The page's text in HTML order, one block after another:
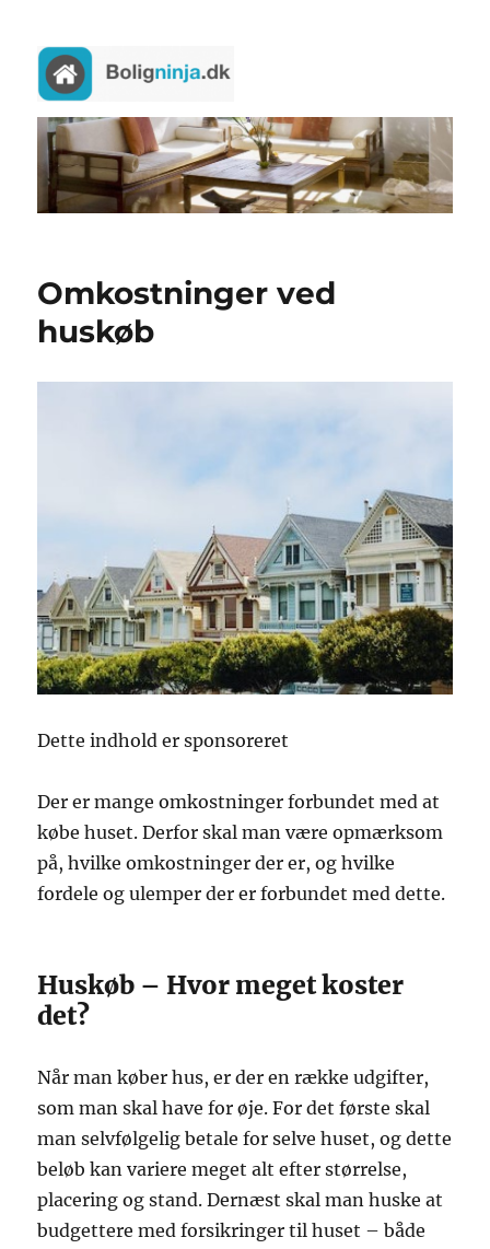
Boligninja
Omkostninger ved
huskøb
Dette indhold er sponsoreret
Der er mange omkostninger forbundet med at
købe huset. Derfor skal man være opmærksom
på, hvilke omkostninger der er, og hvilke
fordele og ulemper der er forbundet med dette.
Huskøb – Hvor meget koster
det?
Når man køber hus, er der en række udgifter,
som man skal have for øje. For det første skal
man selvfølgelig betale for selve huset, og dette
beløb kan variere meget alt efter størrelse,
placering og stand. Dernæst skal man huske at
budgettere med forsikringer til huset – både